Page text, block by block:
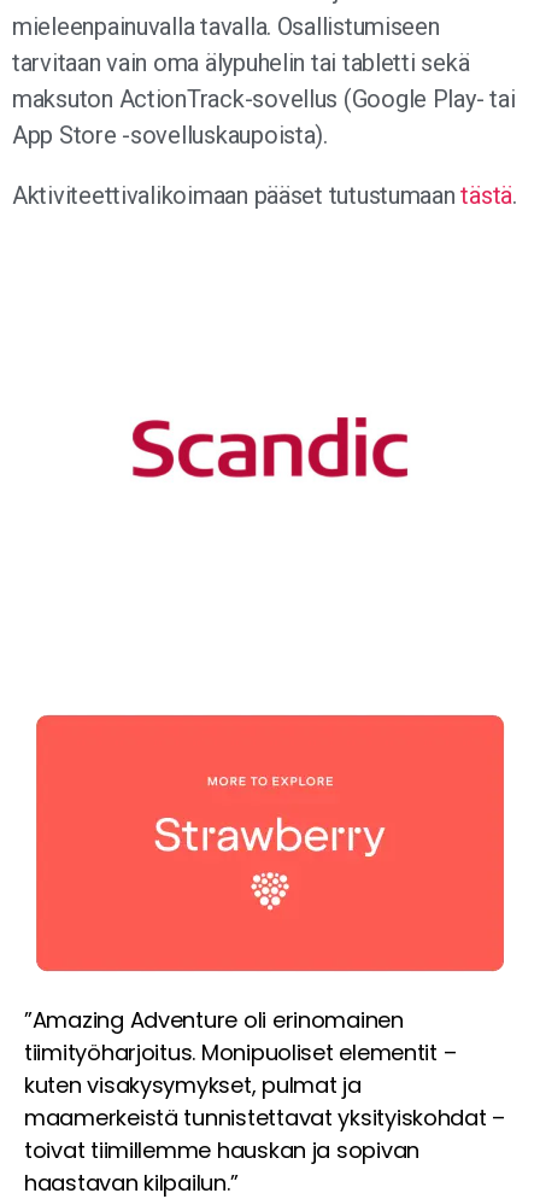
mieleenpainuvalla tavalla. Osallistumiseen
tarvitaan vain oma älypuhelin tai tabletti sekä
maksuton ActionTrack-sovellus (Google Play- tai
App Store -sovelluskaupoista).
Aktiviteettivalikoimaan pääset tutustumaantästä.
”Amazing Adventure oli erinomainen
tiimityöharjoitus. Monipuoliset elementit –
kuten visakysymykset, pulmat ja
maamerkeistä tunnistettavat yksityiskohdat –
toivat tiimillemme hauskan ja sopivan
haastavan kilpailun.”